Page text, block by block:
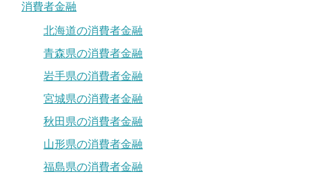
消費者金融
北海道の消費者金融
青森県の消費者金融
岩手県の消費者金融
宮城県の消費者金融
秋田県の消費者金融
山形県の消費者金融
福島県の消費者金融